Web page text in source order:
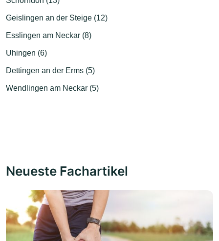
Geislingen an der Steige (12)
Esslingen am Neckar (8)
Uhingen (6)
Dettingen an der Erms (5)
Wendlingen am Neckar (5)
Neueste Fachartikel